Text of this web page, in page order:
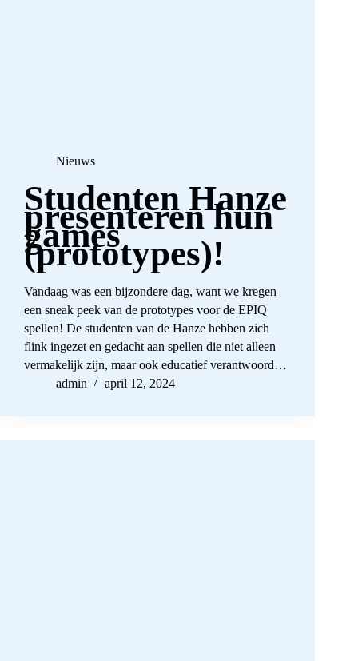
Nieuws
Studenten Hanze
presenteren hun
games
(prototypes)!
Vandaag was een bijzondere dag, want we kregen
een sneak peek van de prototypes voor de EPIQ
spellen! De studenten van de Hanze hebben zich
flink ingezet en gedacht aan spellen die niet alleen
vermakelijk zijn, maar ook educatief verantwoord…
admin
april 12, 2024